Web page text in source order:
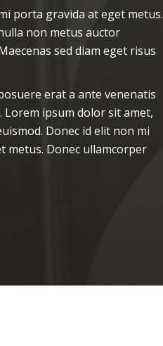
porta gravida at eget metus.
non metus auctor
sed diam eget risus
erat a ante venenatis
ipsum dolor sit amet,
Donec id elit non mi
metus. Donec ullamcorper